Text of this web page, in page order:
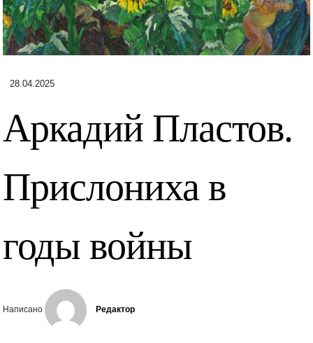
28.04.2025
Аркадий Пластов.
Прислониха в
годы войны
Написано Редактор